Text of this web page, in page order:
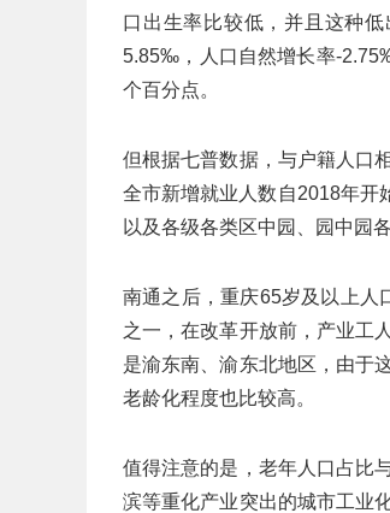
口出生率比较低，并且这种
5.85‰，人口自然增长率-
个百分点。
但根据七普数据，与户籍人口
全市新增就业人数自2018年开
以及各级各类区中园、园中园
南通之后，重庆65岁及以上人
之一，在改革开放前，产业工
是渝东南、渝东北地区，由于
老龄化程度也比较高。
值得注意的是，老年人口占比
滨等重化产业突出的城市工业